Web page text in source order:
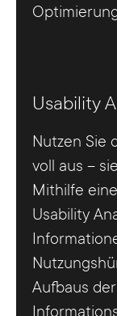
Usability
Nutzen Sie
voll aus –
Mithilfe
Usability
Aufbaus